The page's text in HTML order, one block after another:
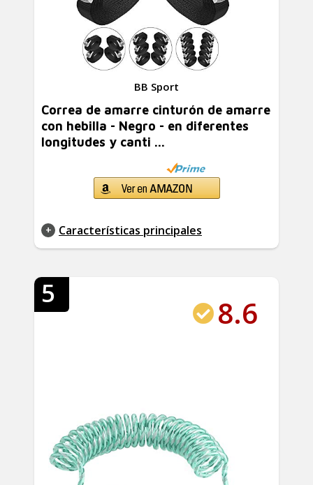
BB Sport
Correa de amarre cinturón de amarre
con hebilla - Negro - en diferentes
longitudes y canti ...
Características principales
5
8.6